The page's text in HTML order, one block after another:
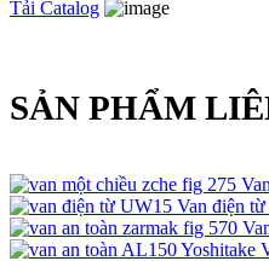
Tải Catalog
SẢN PHẨM
Van điện